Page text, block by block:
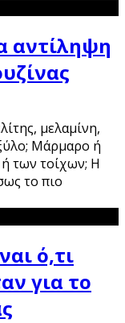
αντίληψη
μελαμίνη,
Μάρμαρο ή
των τοίχων; Η
το πιο
ό,τι
για το